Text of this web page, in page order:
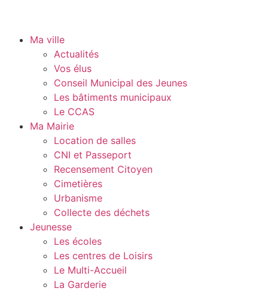
Ma ville
Actualités
Vos élus
Conseil Municipal des Jeunes
Les bâtiments municipaux
Le CCAS
Ma Mairie
Location de salles
CNI et Passeport
Recensement Citoyen
Cimetières
Urbanisme
Collecte des déchets
Jeunesse
Les écoles
Les centres de Loisirs
Le Multi-Accueil
La Garderie